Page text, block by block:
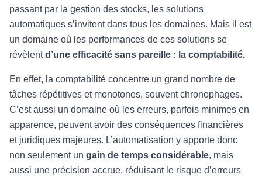
passant par la gestion des stocks, les solutions
automatiques s’invitent dans tous les domaines. Mais il est
un domaine où les performances de ces solutions se
révèlentd’une efficacité sans pareille : la comptabilité.
En effet, la comptabilité concentre un grand nombre de
tâches répétitives et monotones, souvent chronophages.
C’est aussi un domaine où les erreurs, parfois minimes en
apparence, peuvent avoir des conséquences financières
et juridiques majeures. L’automatisation y apporte donc
non seulement un gain de temps considérable, mais
aussi une précision accrue, réduisant le risque d’erreurs